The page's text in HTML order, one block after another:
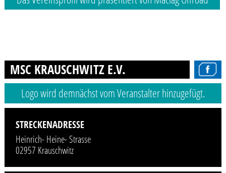
MSC KRAUSCHWITZ E.V.
Logo wird demnächst vom Veranstalter hinzugefügt.
STRECKENADRESSE
Heinrich- Heine- Strasse
02957 Krauschwitz